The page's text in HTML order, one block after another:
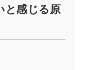
と感じる原